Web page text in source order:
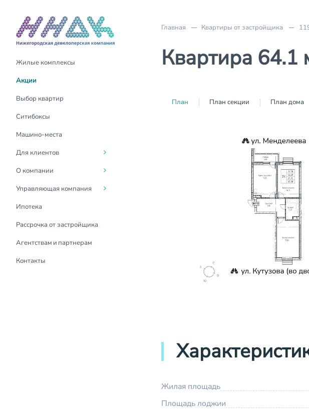
Жилые комплексы
Акции
Выбор квартир
Ситибоксы
Машино-места
Для клиентов
О компании
Управляющая компания
Ипотека
Рассрочка от застройщика
Агентствам и партнерам
Контакты
Акции
Трейд-Ин
Материнский капитал
Выдача ключей
Оформление
собственности
Покупка онлайн
недвижимость
Рассрочка от застройщика
О компании
Руководство
Социальная
Новости
СМИ о нас
О компании
Для жителей
Госуслуги Дом
Контакты
Главная Квартиры от застройщика
Квартира 64.1
План План секции План дома
Жилая площадь
Площадь лоджии